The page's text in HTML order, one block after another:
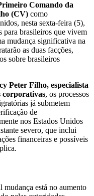
Comando da
(CV) como
nesta sexta-feira (5),
para brasileiros que vivem
mudança significativa na
as duas facções,
sobre brasileiros
Peter Filho, especialista
corporativas, os processos
já submetem
de
nos Estados Unidos
severo, que inclui
financeiras e possíveis
está no aumento